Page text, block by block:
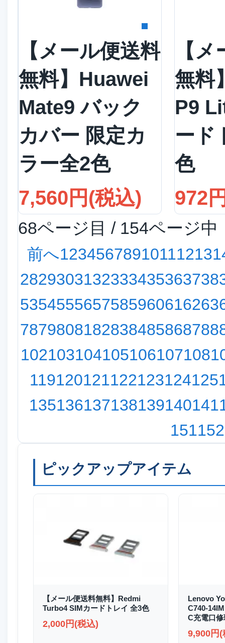
【メール便送料
無料】Huawei
Mate9 バック
カバー 限定カ
ラー全2色
7,560円(税込)
【
無料
P9
ード
色
972
68ページ目 / 154ページ中
前へ12345678910111213
2829303132333435363738
5354555657585960616263
7879808182838485868788
102103104105106107108
119120121122123124125
135136137138139140141
151152
ピックアップアイテム
【メール便送料無料】Redmi
Turbo4 SIMカードトレイ 全3色
2,000円(税込)
Lenovo
C740-
C充電口
9,900円(